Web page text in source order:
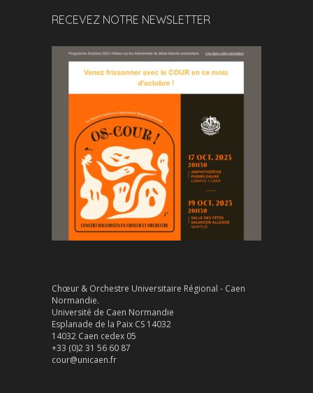
RECEVEZ NOTRE NEWSLETTER
Chœur & Orchestre Universitaire Régional - Caen
Normandie.
Université de Caen Normandie
Esplanade de la Paix CS 14032
14032 Caen cedex 05
+33 (0)2 31 56 60 87
cour@unicaen.fr